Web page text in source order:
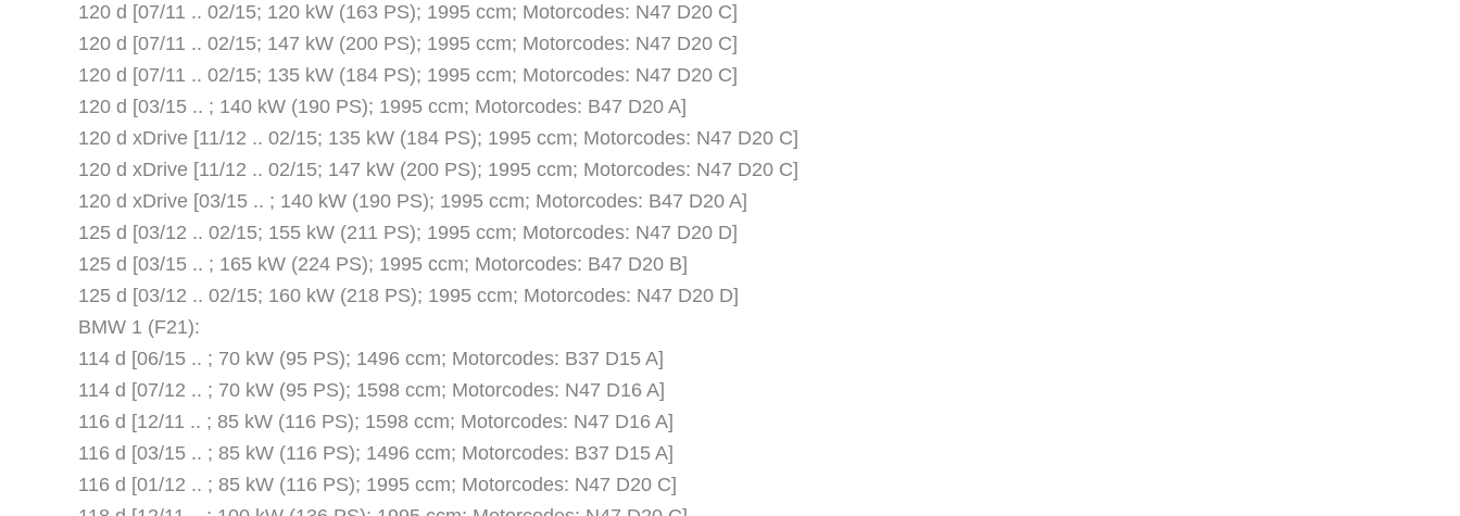
120 d [07/11 .. 02/15; 120 kW (163 PS); 1995 ccm; Motorcodes: N47 D20 C]
120 d [07/11 .. 02/15; 147 kW (200 PS); 1995 ccm; Motorcodes: N47 D20 C]
120 d [07/11 .. 02/15; 135 kW (184 PS); 1995 ccm; Motorcodes: N47 D20 C]
120 d [03/15 .. ; 140 kW (190 PS); 1995 ccm; Motorcodes: B47 D20 A]
120 d xDrive [11/12 .. 02/15; 135 kW (184 PS); 1995 ccm; Motorcodes: N47 D20 C]
120 d xDrive [11/12 .. 02/15; 147 kW (200 PS); 1995 ccm; Motorcodes: N47 D20 C]
120 d xDrive [03/15 .. ; 140 kW (190 PS); 1995 ccm; Motorcodes: B47 D20 A]
125 d [03/12 .. 02/15; 155 kW (211 PS); 1995 ccm; Motorcodes: N47 D20 D]
125 d [03/15 .. ; 165 kW (224 PS); 1995 ccm; Motorcodes: B47 D20 B]
125 d [03/12 .. 02/15; 160 kW (218 PS); 1995 ccm; Motorcodes: N47 D20 D]
BMW 1 (F21):
114 d [06/15 .. ; 70 kW (95 PS); 1496 ccm; Motorcodes: B37 D15 A]
114 d [07/12 .. ; 70 kW (95 PS); 1598 ccm; Motorcodes: N47 D16 A]
116 d [12/11 .. ; 85 kW (116 PS); 1598 ccm; Motorcodes: N47 D16 A]
116 d [03/15 .. ; 85 kW (116 PS); 1496 ccm; Motorcodes: B37 D15 A]
116 d [01/12 .. ; 85 kW (116 PS); 1995 ccm; Motorcodes: N47 D20 C]